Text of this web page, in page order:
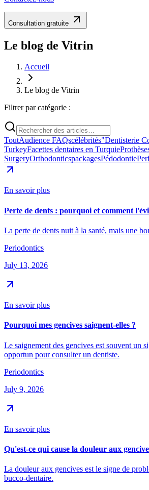
Consultation gratuite
Le blog de Vitrin
Accueil
Le blog de Vitrin
Filtrer par catégorie :
ToutAudience FAQscélébrités"Dentisterie
TurkeyFacettes dentaires en Turquie
SurgeryOrthodonticspackagesPédodontie
En savoir plus
Perte de dents : pourquoi et comment
La perte de dents nuit à la santé, mais une
Periodontics
July 13, 2026
En savoir plus
Pourquoi mes gencives saignent-elles ?
Le saignement des gencives est souvent un
opportun pour consulter un dentiste.
Periodontics
July 9, 2026
En savoir plus
Qu'est-ce qui cause la douleur aux
La douleur aux gencives est le signe de
bucco-dentaire.